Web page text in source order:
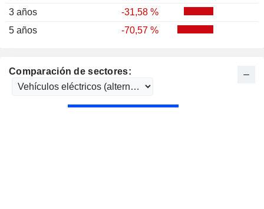
3 años
-31,58 %
5 años
-70,57 %
Comparación de sectores: